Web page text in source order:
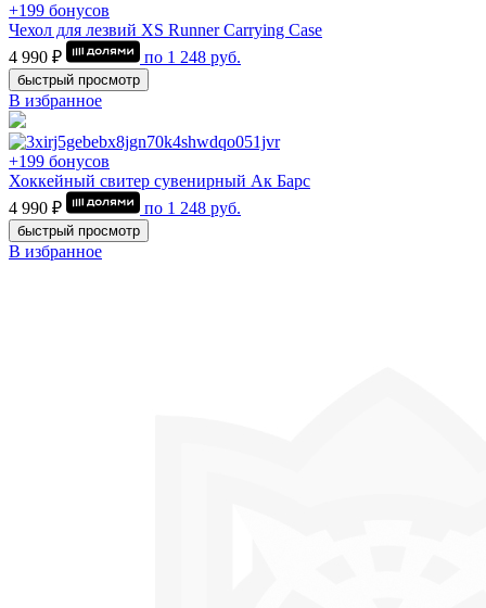
+199 бонусов
Чехол для лезвий XS Runner Carrying Case
4 990 ₽
по 1 248 руб.
быстрый просмотр
В избранное
+199 бонусов
Хоккейный свитер сувенирный Ак Барс
4 990 ₽
по 1 248 руб.
быстрый просмотр
В избранное